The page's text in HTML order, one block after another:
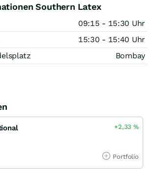
Southern Latex
09:15 - 15:30 Uhr
15:30 - 15:40 Uhr
Bombay
+2,33%
Portfolio